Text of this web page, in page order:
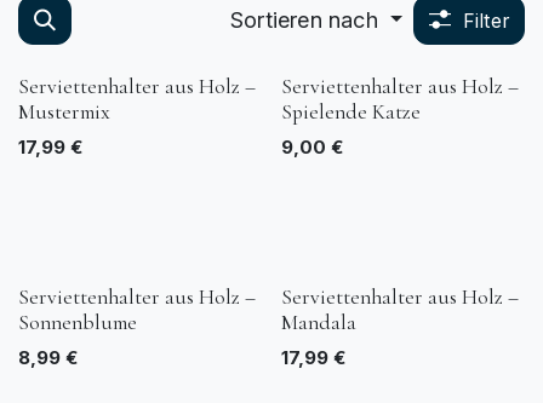
Sortieren nach Filter
Serviettenhalter aus Holz –
Mustermix
17,99 €
Serviettenhalter aus Holz –
Spielende Katze
9,00 €
Serviettenhalter aus Holz –
Sonnenblume
8,99 €
Serviettenhalter aus Holz –
Mandala
17,99€